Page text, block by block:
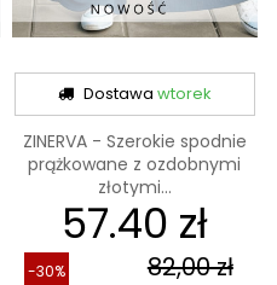
Dostawa wtorek
ZINERVA - Szerokie spodnie
prążkowane z ozdobnymi
złotymi...
57.40 zł
82,00 zł
-30%